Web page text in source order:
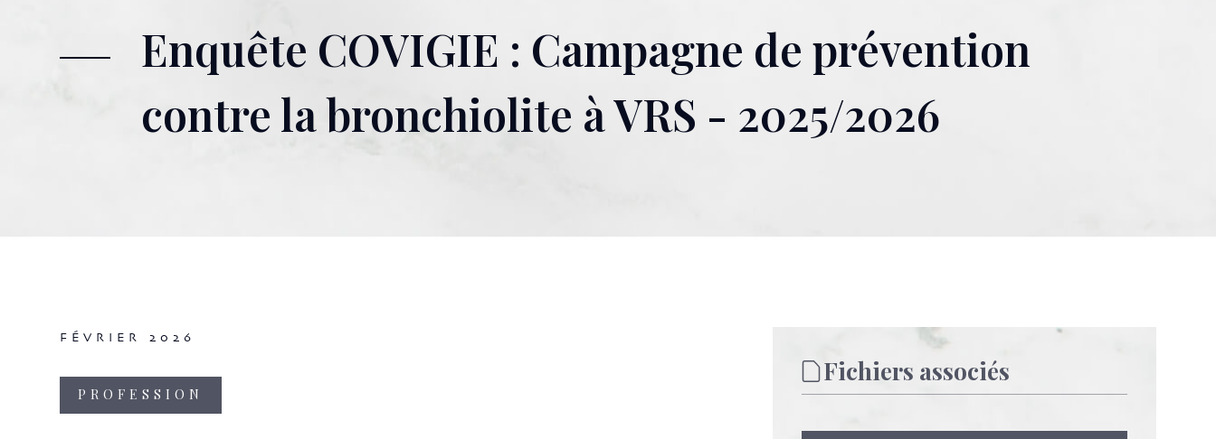
Enquête COVIGIE : Campagne de prévention
contre la bronchiolite à VRS - 2025/2026
FÉVRIER 2026
PROFESSION
Fichiers associés